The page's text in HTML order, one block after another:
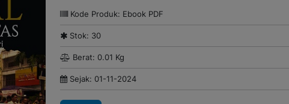
Kode Produk: Ebook PDF
Stok: 30
Berat: 0.01 Kg
Sejak: 01-11-2024